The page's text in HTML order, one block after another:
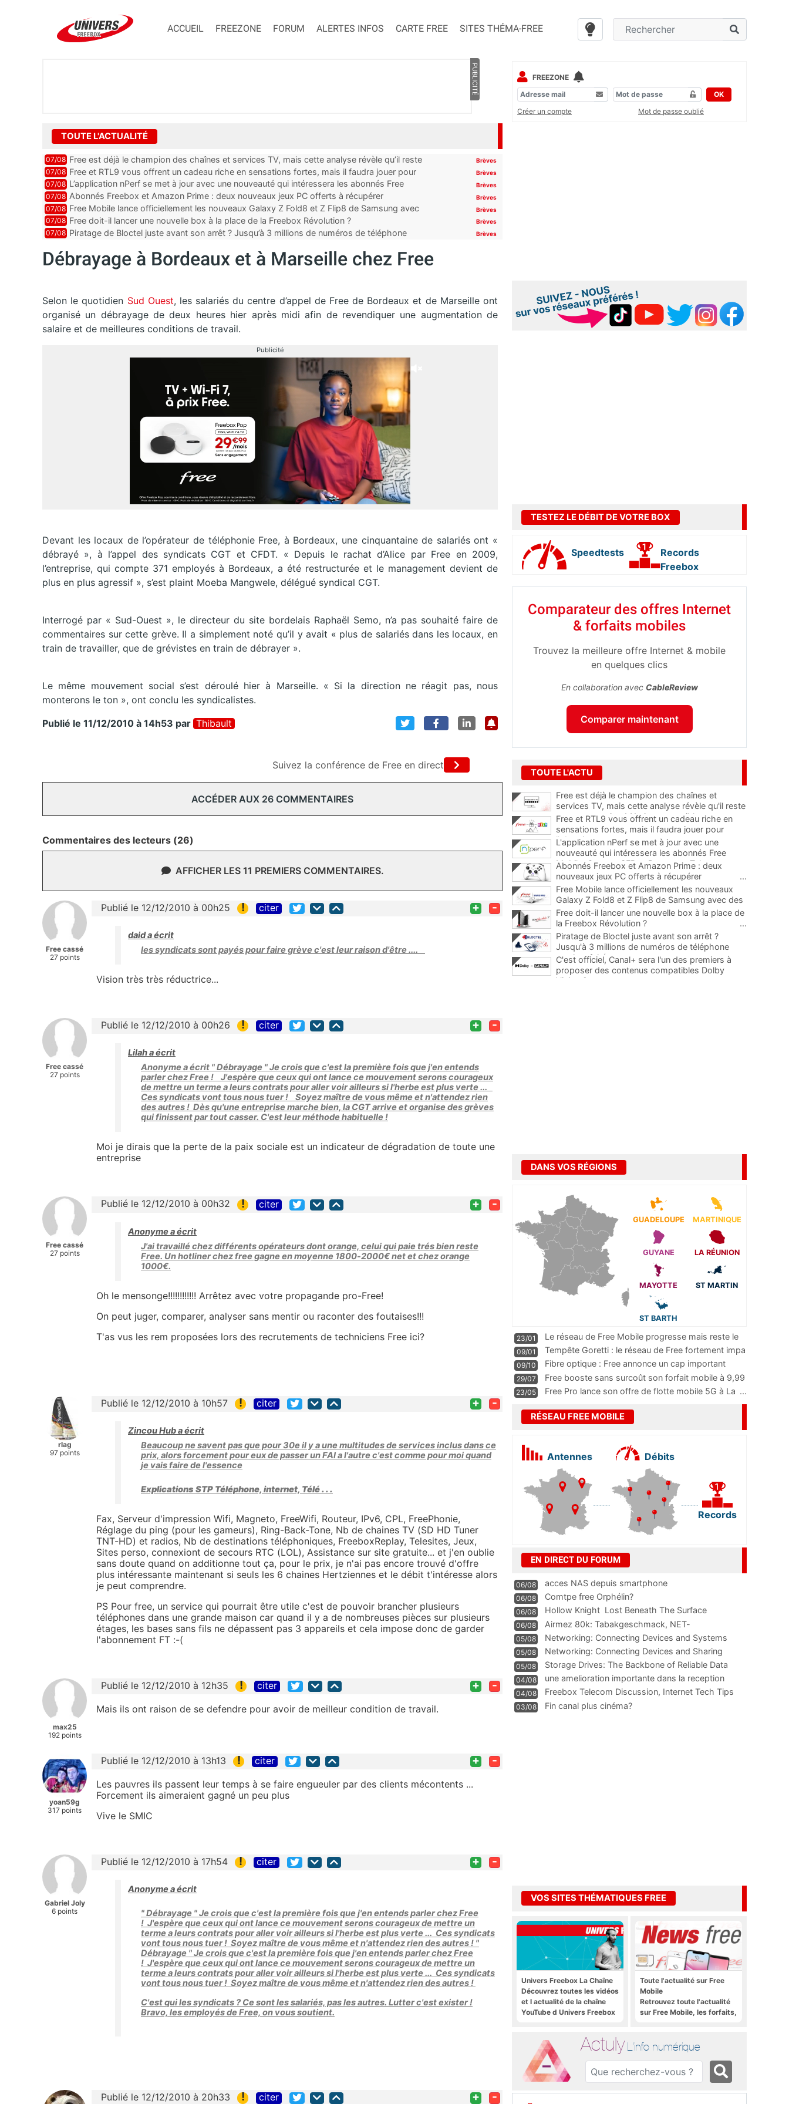
ACCUEIL FREEZONE FORUM ALERTES INFOS CARTE FREE SITES THÉMA-FREE
PUBLICITÉ
TOUTE L'ACTUALITÉ
07/08 Free est déjà le champion des chaînes et services TV, mais cette analyse révèle qu’il reste
encore au moin...
Brèves
07/08 Free et RTL9 vous offrent un cadeau riche en sensations fortes, mais il faudra jouer pour
l’obtenir
Brèves
07/08 L’application nPerf se met à jour avec une nouveauté qui intéressera les abonnés Free
Mobile, Orange, SFR ...
Brèves
07/08 Abonnés Freebox et Amazon Prime : deux nouveaux jeux PC offerts à récupérer Brèves
07/08 Free Mobile lance officiellement les nouveaux Galaxy Z Fold8 et Z Flip8 de Samsung avec
des promos et des cadeaux
Brèves
07/08 Free doit-il lancer une nouvelle box à la place de la Freebox Révolution ? Brèves
07/08 Piratage de Bloctel juste avant son arrêt ? Jusqu’à 3 millions de numéros de téléphone
Brèves
Débrayage à Bordeaux et à Marseille chez Free
Selon le quotidien Sud Ouest, les salariés du centre d’appel de Free de Bordeaux et de Marseille ont
organisé un débrayage de deux heures hier après midi afin de revendiquer une augmentation de
salaire et de meilleures conditions de travail.
Publicité
Devant les locaux de l’opérateur de téléphonie Free, à Bordeaux, une cinquantaine de salariés ont «
débrayé », à l’appel des syndicats CGT et CFDT. « Depuis le rachat d’Alice par Free en 2009,
l’entreprise, qui compte 371 employés à Bordeaux, a été restructurée et le management devient de
plus en plus agressif », s’est plaint Moeba Mangwele, délégué syndical CGT.
Interrogé par « Sud-Ouest », le directeur du site bordelais Raphaël Semo, n’a pas souhaité faire de
commentaires sur cette grève. Il a simplement noté qu’il y avait « plus de salariés dans les locaux, en
train de travailler, que de grévistes en train de débrayer ».
Le même mouvement social s’est déroulé hier à Marseille. « Si la direction ne réagit pas, nous
monterons le ton », ont conclu les syndicalistes.
Publié le 11/12/2010 à 14h53 par Thibault
Suivez la conférence de Free en direct
ACCÉDER AUX 26 COMMENTAIRES
Commentaires des lecteurs (26)
AFFICHER LES 11 PREMIERS COMMENTAIRES.
Free cassé
27 points
Publié le 12/12/2010 à 00h25 ! citer + -
daid a écrit
les syndicats sont payés pour faire grève c'est leur raison d'être ....
Vision très très réductrice...
Free cassé
27 points
Publié le 12/12/2010 à 00h26 ! citer + -
Lilah a écrit
Anonyme a écrit " Débrayage " Je crois que c'est la première fois que j'en entends
parler chez Free ! J'espère que ceux qui ont lance ce mouvement serons courageux
de mettre un terme a leurs contrats pour aller voir ailleurs si l'herbe est plus verte ...
Ces syndicats vont tous nous tuer ! Soyez maître de vous même et n'attendez rien
des autres ! Dès qu'une entreprise marche bien, la CGT arrive et organise des grèves
qui finissent par tout casser. C'est leur méthode habituelle !
Moi je dirais que la perte de la paix sociale est un indicateur de dégradation de toute une
entreprise
Free cassé
27 points
Publié le 12/12/2010 à 00h32 ! citer + -
Anonyme a écrit
J'ai travaillé chez différents opérateurs dont orange, celui qui paie trés bien reste
Free. Un hotliner chez free gagne en moyenne 1800-2000€ net et chez orange
1000€.
Oh le mensonge!!!!!!!!!!!! Arrêtez avec votre propagande pro-Free!
On peut juger, comparer, analyser sans mentir ou raconter des foutaises!!!
T'as vus les rem proposées lors des recrutements de techniciens Free ici?
rlag
97 points
Publié le 12/12/2010 à 10h57 ! citer + -
Zincou Hub a écrit
Beaucoup ne savent pas que pour 30e il y a une multitudes de services inclus dans ce
prix, alors forcement pour eux de passer un FAI a l'autre c'est comme pour moi quand
je vais faire de l'essence
Explications STP Téléphone, internet, Télé . . .
Fax, Serveur d'impression Wifi, Magneto, FreeWifi, Routeur, IPv6, CPL, FreePhonie,
Réglage du ping (pour les gameurs), Ring-Back-Tone, Nb de chaines TV (SD HD Tuner
TNT-HD) et radios, Nb de destinations téléphoniques, FreeboxReplay, Telesites, Jeux,
Sites perso, connexiont de secours RTC (LOL), Assistance sur site gratuite... et j'en oublie
sans doute quand on additionne tout ça, pour le prix, je n'ai pas encore trouvé d'offre
plus intéressante maintenant si seuls les 6 chaines Hertziennes et le débit t'intéresse alors
je peut comprendre.
PS Pour free, un service qui pourrait être utile c'est de pouvoir brancher plusieurs
téléphones dans une grande maison car quand il y a de nombreuses pièces sur plusieurs
étages, les bases sans fils ne dépassent pas 3 appareils et cela impose donc de garder
l'abonnement FT :-(
max25
192 points
Publié le 12/12/2010 à 12h35 ! citer + -
Mais ils ont raison de se defendre pour avoir de meilleur condition de travail.
yoan59g
317 points
Publié le 12/12/2010 à 13h13 ! citer + -
Les pauvres ils passent leur temps à se faire engueuler par des clients mécontents ...
Forcement ils aimeraient gagné un peu plus
Vive le SMIC
Gabriel Joly
6 points
Publié le 12/12/2010 à 17h54 ! citer + -
Anonyme a écrit
" Débrayage " Je crois que c'est la première fois que j'en entends parler chez Free
! J'espère que ceux qui ont lance ce mouvement serons courageux de mettre un
terme a leurs contrats pour aller voir ailleurs si l'herbe est plus verte ... Ces syndicats
vont tous nous tuer ! Soyez maître de vous même et n'attendez rien des autres ! "
Débrayage " Je crois que c'est la première fois que j'en entends parler chez Free
! J'espère que ceux qui ont lance ce mouvement serons courageux de mettre un
terme a leurs contrats pour aller voir ailleurs si l'herbe est plus verte ... Ces syndicats
vont tous nous tuer ! Soyez maître de vous même et n'attendez rien des autres !
C'est qui les syndicats ? Ce sont les salariés, pas les autres. Lutter c'est exister !
Bravo, les employés de Free, on vous soutient.
Publié le 12/12/2010 à 20h33 ! citer + -
FREEZONE
OK
Créer un compte
Mot de passe oublié
TESTEZ LE DÉBIT DE VOTRE BOX
Speedtests
Records
Freebox
Comparateur des offres Internet
& forfaits mobiles
Trouvez la meilleure offre Internet & mobile
en quelques clics
En collaboration avec CableReview
Comparer maintenant
TOUTE L'ACTU
Free est déjà le champion des chaînes et
services TV, mais cette analyse révèle qu'il reste
encore au moins 141 ajouts possibles
Free et RTL9 vous offrent un cadeau riche en
sensations fortes, mais il faudra jouer pour
l'obtenir
L'application nPerf se met à jour avec une
nouveauté qui intéressera les abonnés Free
Mobile, Orange, SFR et Bouygues Telecom
Abonnés Freebox et Amazon Prime : deux
nouveaux jeux PC offerts à récupérer
...
Free Mobile lance officiellement les nouveaux
Galaxy Z Fold8 et Z Flip8 de Samsung avec des
promos et des cadeaux
...
Free doit-il lancer une nouvelle box à la place de
la Freebox Révolution ?
...
Piratage de Bloctel juste avant son arrêt ?
Jusqu'à 3 millions de numéros de téléphone
auraient fuité
C'est officiel, Canal+ sera l'un des premiers à
proposer des contenus compatibles Dolby
Vision 2
DANS VOS RÉGIONS
GUADELOUPE MARTINIQUE
GUYANE LA RÉUNION
MAYOTTE ST MARTIN
ST BARTH
23/01
Le réseau de Free Mobile progresse mais reste le
m
...
09/01
Tempête Goretti : le réseau de Free fortement impa
09/10
Fibre optique : Free annonce un cap important
pass
...
29/07
Free booste sans surcoût son forfait mobile à 9,99
23/05 Free Pro lance son offre de flotte mobile 5G à La ...
RÉSEAU FREE MOBILE
Antennes Débits
Records
EN DIRECT DU FORUM
06/08 acces NAS depuis smartphone
06/08 Comtpe free Orphélin?
06/08 Hollow Knight  Lost Beneath The Surface
06/08
Airmez 80k: Tabakgeschmack, NET-
Technologie und Leistung im
05/08 Networking: Connecting Devices and Systems
05/08
Networking: Connecting Devices and Sharing
Information
05/08
Storage Drives: The Backbone of Reliable Data
Management
04/08
une amelioration importante dans la reception
WIFI
04/08
Freebox Telecom Discussion, Internet Tech Tips
Communi
03/08 Fin canal plus cinéma?
VOS SITES THÉMATIQUES FREE
Univers Freebox La Chaîne
Découvrez toutes les vidéos
et l actualité de la chaîne
YouTube d Univers Freebox
Toute l'actualité sur Free
Mobile
Retrouvez toute l'actualité
sur Free Mobile, les forfaits,
bien plus encore
Actuly L'info numérique